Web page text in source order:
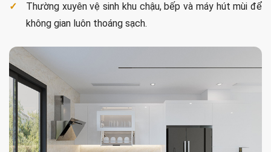
Thường xuyên vệ sinh khu chậu, bếp và máy hút mùi để
không gian luôn thoáng sạch.